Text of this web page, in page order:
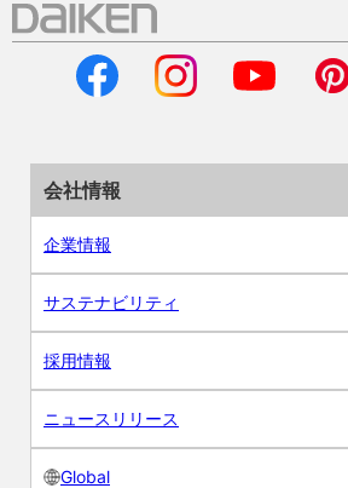
会社情報
企業情報
サステナビリティ
採用情報
ニュースリリース
Global